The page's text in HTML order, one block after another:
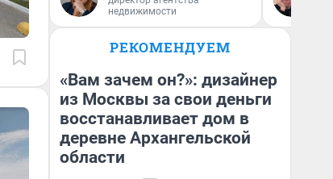
недвижимости
РЕКОМЕНДУЕМ
«Вам зачем он?»: дизайнер
из Москвы за свои деньги
восстанавливает дом в
деревне Архангельской
области